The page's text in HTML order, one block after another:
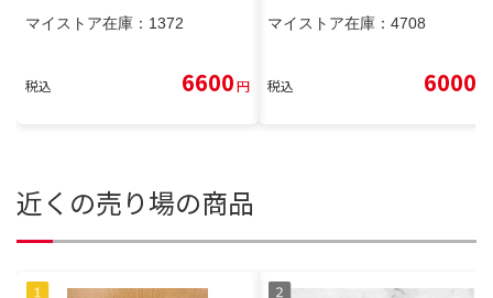
マイストア在庫： 1372
税込 6600円
マイストア在庫： 4708
税込 6000
近くの売り場の商品